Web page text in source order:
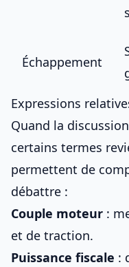
Échappement
Expressions
Quand la
certains termes
permettent de
débattre :
Couple moteur :
et de traction.
Puissance fiscale :